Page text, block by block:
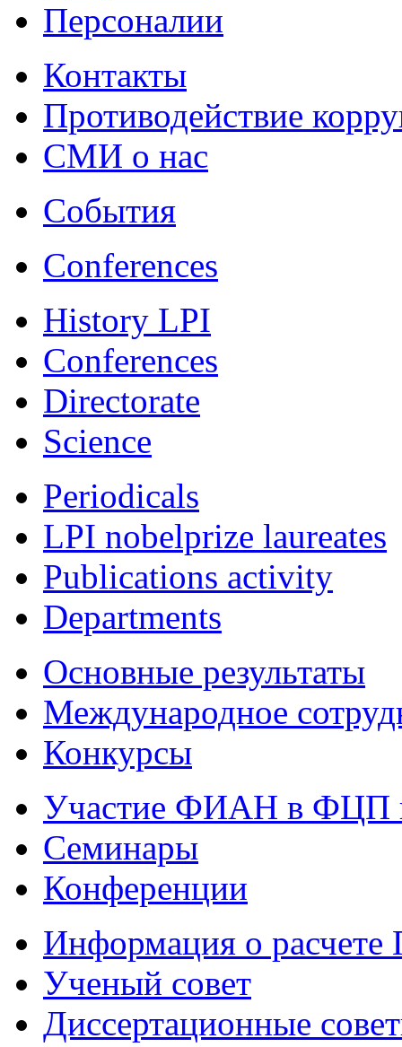
Персоналии
Контакты
Противодействие
СМИ о нас
События
Conferences
History LPI
Conferences
Directorate
Science
Periodicals
LPI nobelprize laureates
Publications activity
Departments
Основные результаты
Международное
Конкурсы
Участие ФИАН в ФЦП
Семинары
Конференции
Информация о
Ученый совет
Диссертационные